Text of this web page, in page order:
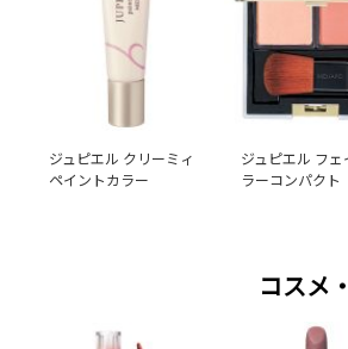
ジュピエル クリーミィ
ペイントカラー
ジュピエル フェ
ラーコンパクト
コスメ